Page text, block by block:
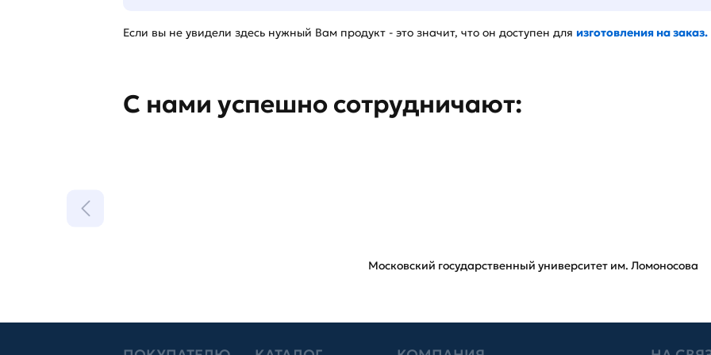
Если вы не увидели здесь нужный Вам продукт - это значит, что он доступен для изготовления на заказ.
С нами успешно сотрудничают:
Московский государственный университет им. Ломоносова